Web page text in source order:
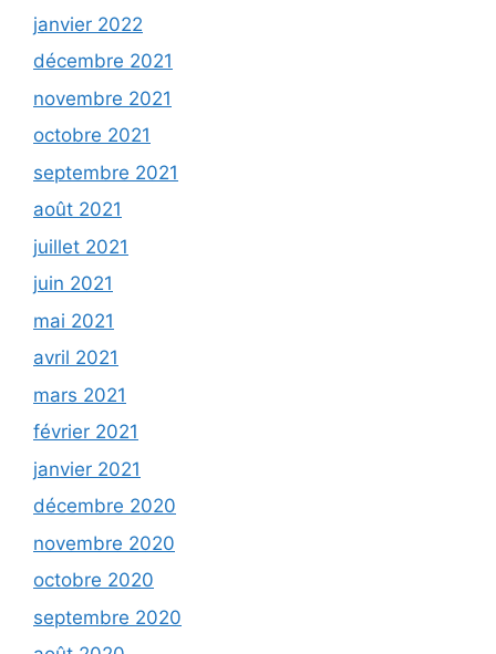
janvier 2022
décembre 2021
novembre 2021
octobre 2021
septembre 2021
août 2021
juillet 2021
juin 2021
mai 2021
avril 2021
mars 2021
février 2021
janvier 2021
décembre 2020
novembre 2020
octobre 2020
septembre 2020